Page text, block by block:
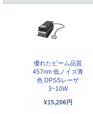
優れたビーム品質
457nm 低ノイズ青
色 DPSSレーザ
3~10W
¥15,206円